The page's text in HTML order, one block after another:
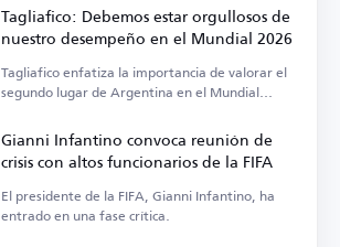
Tagliafico: Debemos estar orgullosos de
nuestro desempeño en el Mundial 2026
Tagliafico enfatiza la importancia de valorar el
segundo lugar de Argentina en el Mundial
Gianni Infantino convoca reunión de
crisis con altos funcionarios de la FIFA
El presidente de la FIFA, Gianni Infantino, ha
entrado en una fase crítica.